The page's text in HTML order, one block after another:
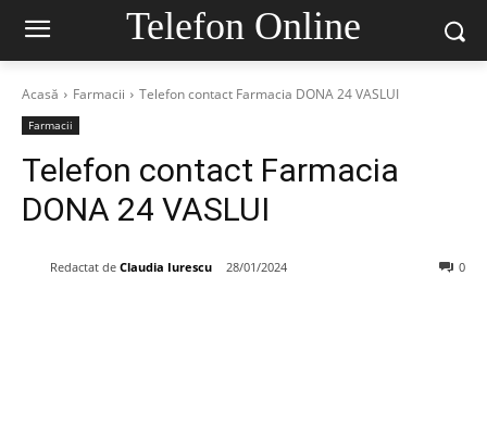
Telefon Online
Acasă Farmacii Telefon contact Farmacia DONA 24 VASLUI
Farmacii
Telefon contact Farmacia
DONA 24 VASLUI
Redactat de Claudia Iurescu 28/01/2024 0